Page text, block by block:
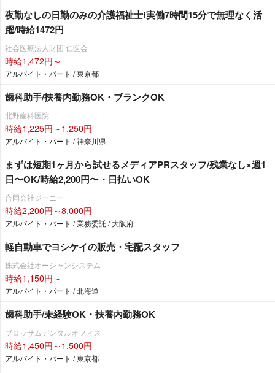
夜勤なしの日勤のみの介護福祉士!実働7時間15分で無理なく活
躍/時給1472円
社会医療法人財団 仁医会
時給1,472円～
アルバイト・パート / 東京都
歯科助手/扶養内勤務OK・ブランクOK
北野歯科医院
時給1,225円～1,250円
アルバイト・パート / 神奈川県
まずは短期1ヶ月から試せるメディアPRスタッフ/残業なし×週1
日〜OK/時給2,200円〜・日払いOK
合同会社ジーニー
時給2,200円～8,000円
アルバイト・パート / 業務委託 / 大阪府
軽自動車でヨシケイの販売・宅配スタッフ
株式会社オーシャンシステム
時給1,150円～
アルバイト・パート / 北海道
歯科助手/未経験OK・扶養内勤務OK
ブロッサムデンタルオフィス
時給1,450円～1,500円
アルバイト・パート / 東京都